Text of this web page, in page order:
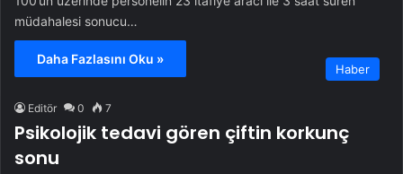
müdahalesi sonucu…
Daha Fazlasını Oku »
Haber
Editör 0 7
Psikolojik tedavi gören çiftin korkunç
sonu